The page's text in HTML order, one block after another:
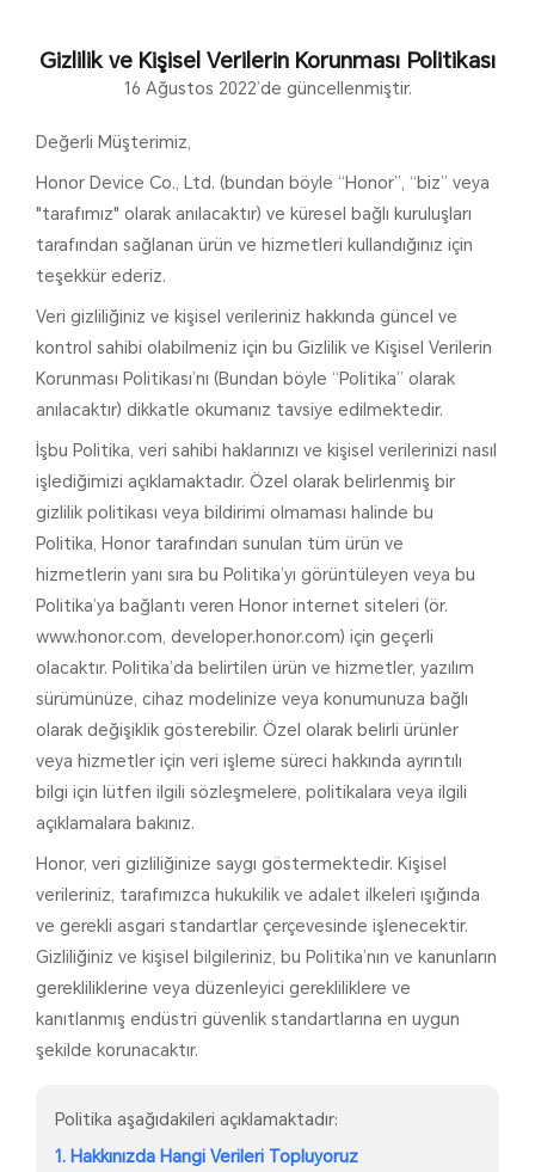
Gizlilik ve Kişisel Verilerin Korunması Politikası
16 Ağustos 2022’de güncellenmiştir.
Değerli Müşterimiz,
Honor Device Co., Ltd. (bundan böyle “Honor”, “biz” veya
"tarafımız" olarak anılacaktır) ve küresel bağlı kuruluşları
tarafından sağlanan ürün ve hizmetleri kullandığınız için
teşekkür ederiz.
Veri gizliliğiniz ve kişisel verileriniz hakkında güncel ve
kontrol sahibi olabilmeniz için bu Gizlilik ve Kişisel Verilerin
Korunması Politikası’nı (Bundan böyle “Politika” olarak
anılacaktır) dikkatle okumanız tavsiye edilmektedir.
İşbu Politika, veri sahibi haklarınızı ve kişisel verilerinizi nasıl
işlediğimizi açıklamaktadır. Özel olarak belirlenmiş bir
gizlilik politikası veya bildirimi olmaması halinde bu
Politika, Honor tarafından sunulan tüm ürün ve
hizmetlerin yanı sıra bu Politika’yı görüntüleyen veya bu
Politika’ya bağlantı veren Honor internet siteleri (ör.
www.honor.com, developer.honor.com) için geçerli
olacaktır. Politika’da belirtilen ürün ve hizmetler, yazılım
sürümünüze, cihaz modelinize veya konumunuza bağlı
olarak değişiklik gösterebilir. Özel olarak belirli ürünler
veya hizmetler için veri işleme süreci hakkında ayrıntılı
bilgi için lütfen ilgili sözleşmelere, politikalara veya ilgili
açıklamalara bakınız.
Honor, veri gizliliğinize saygı göstermektedir. Kişisel
verileriniz, tarafımızca hukukilik ve adalet ilkeleri ışığında
ve gerekli asgari standartlar çerçevesinde işlenecektir.
Gizliliğiniz ve kişisel bilgileriniz, bu Politika’nın ve kanunların
gerekliliklerine veya düzenleyici gerekliliklere ve
kanıtlanmış endüstri güvenlik standartlarına en uygun
şekilde korunacaktır.
Politika aşağıdakileri açıklamaktadır:
1. Hakkınızda Hangi Verileri Topluyoruz